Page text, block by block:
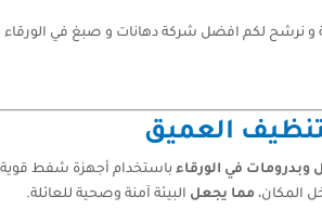
نرشح لكم افضل شركة دهانات و صبغ في الورقاء
العميق
وبدرومات في الورقاء باستخدام أجهزة شفط قوية
المكان، مما يجعل البيئة آمنة وصحية للعائلة.